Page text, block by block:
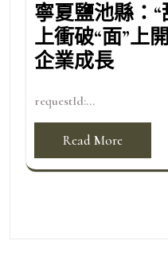
寧夏鹽池縣：
上衝破“面”上
企業成長
requestId:...
Read More